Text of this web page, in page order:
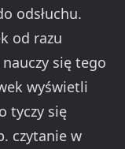
odsłuchu.
od razu
się tego
wyświetli
tyczy się
czytanie w